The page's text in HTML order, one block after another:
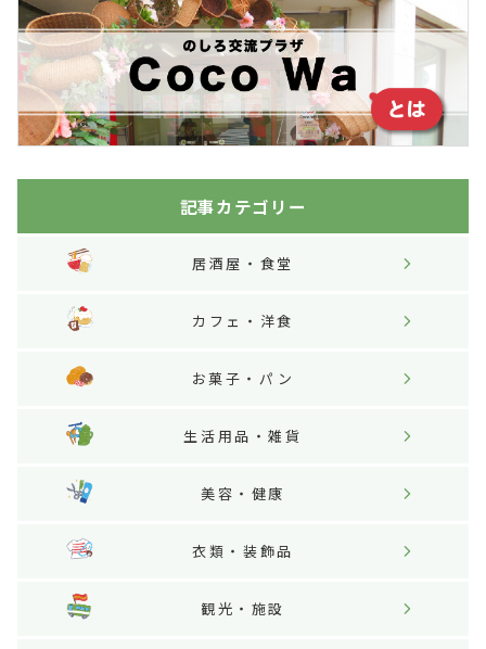
記事カテゴリー
居酒屋・食堂
カフェ・洋食
お菓子・パン
生活用品・雑貨
美容・健康
衣類・装飾品
観光・施設